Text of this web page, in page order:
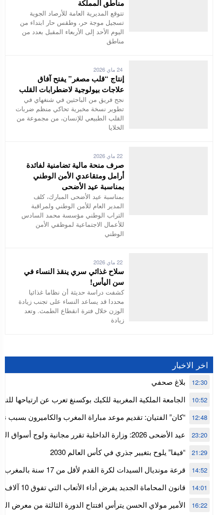
مناطق المملكة
تتوقع المديرية العامة للأرصاد الجوية
تسجيل موجة حر، وطقس حار ابتداء من
اليوم الأحد إلى الأربعاء المقبل بعدد من
مناطق
24 ماي 2026
إنتاج “قلب مصغر” يفتح آفاق
علاجات بيولوجية لاضطرابات القلب
نجح فريق من الباحثين في شنغهاي في
تطوير نسخة مخبرية تحاكي منظم ضربات
القلب الطبيعي للإنسان، من مجموعة من
الخلايا
22 ماي 2026
صرف منحة مالية تضامنية لفائدة
أرامل ومتقاعدي الأمن الوطني
بمناسبة عيد الأضحى
بمناسبة عيد الأضحى المبارك، كلف
المدير العام للأمن الوطني ولمراقبة
التراب الوطني مؤسسة محمد السادس
للأعمال الاجتماعية لموظفي الأمن
الوطني
22 ماي 2026
سلاح غذائي سري ينقذ النساء في
سن اليأس!
كشفت دراسة حديثة أن نظاما غذائيا
محددا قد يساعد النساء على تجنب زيادة
الوزن خلال فترة انقطاع الطمث. وتعد
زيادة
اخر الاخبار
بلاغ صحفي 12:30
الجامعة الملكية المغربية للكيك بوكسنغ تعرب عن ارتياحها
للمجلس الأعلى للحسابات
10:52
“كان” الفتيان: تقديم موعد مباراة المغرب والكاميرون بسبب
إفريقيا
12:48
عيد الأضحى 2026: وزارة الداخلية تقرر مجانية ولوج
استنفار” لتنظيمها
23:20
“فيفا” يلوح بتغيير جذري في كأس العالم 2030 21:29
قرعة مونديال السيدات لكرة
المستوى الأول
14:52
قانون المحاماة الجديد يفرض أداء الأتعاب التي تفوق 10 آلاف درهم بالشيك 14:01
الأمير مولاي الحسن يترأس افتتاح الدورة الثالثة من معرض
16:22